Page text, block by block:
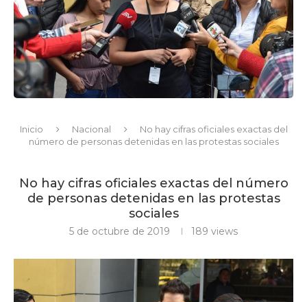
Inicio Nacional
No hay cifras oficiales exactas del
número de personas detenidas en las protestas sociales
No hay cifras oficiales exactas del número
de personas detenidas en las protestas
sociales
5 de octubre de 2019 189 views